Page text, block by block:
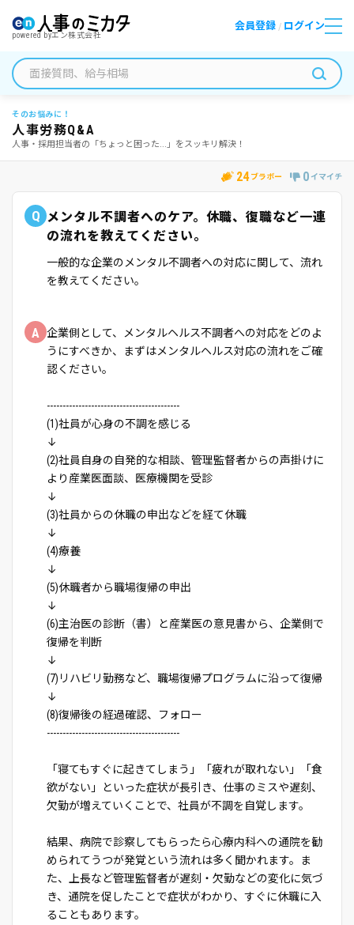
powered byエン株式会社
会員登録 / ログイン
そのお悩みに！
人事労務Q&A
人事・採用担当者の「ちょっと困った...」をスッキリ解決！
24 ブラボー 0 イマイチ
Q メンタル不調者へのケア。休職、復職など一連
の流れを教えてください。
一般的な企業のメンタル不調者への対応に関して、流れ
を教えてください。
A
企業側として、メンタルヘルス不調者への対応をどのよ
うにすべきか、まずはメンタルヘルス対応の流れをご確
認ください。
------------------------------------------
(1)社員が心身の不調を感じる
↓
(2)社員自身の自発的な相談、管理監督者からの声掛けに
より産業医面談、医療機関を受診
↓
(3)社員からの休職の申出などを経て休職
↓
(4)療養
↓
(5)休職者から職場復帰の申出
↓
(6)主治医の診断（書）と産業医の意見書から、企業側で
復帰を判断
↓
(7)リハビリ勤務など、職場復帰プログラムに沿って復帰
↓
(8)復帰後の経過確認、フォロー
------------------------------------------
「寝てもすぐに起きてしまう」「疲れが取れない」「食
欲がない」といった症状が長引き、仕事のミスや遅刻、
欠勤が増えていくことで、社員が不調を自覚します。
結果、病院で診察してもらったら心療内科への通院を勧
められてうつが発覚という流れは多く聞かれます。ま
た、上長など管理監督者が遅刻・欠勤などの変化に気づ
き、通院を促したことで症状がわかり、すぐに休職に入
ることもあります。